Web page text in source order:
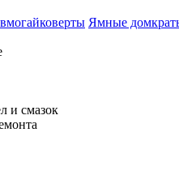
Ямные
и смазок